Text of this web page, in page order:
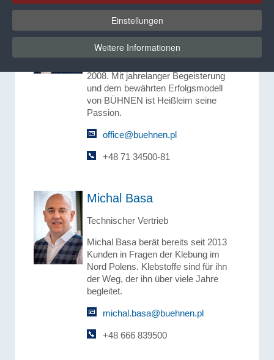
Przemysław Małolepszy
Vertriebsleiter Polen
Przemysław Małolepszy leitet das
2008. Mit jahrelanger Begeisterung
und dem bewährten Erfolgsmodell
von BÜHNEN ist Heißleim seine
Passion.
office@buehnen.pl
+48 71 34500-81
Michal Basa
Technischer Vertrieb
Michal Basa berät bereits seit 2013
Kunden in Fragen der Klebung im
Nord Polens. Klebstoffe sind für ihn
der Weg, der ihn über viele Jahre
begleitet.
michal.basa@buehnen.pl
+48 666 839500
Einstellungen
Weitere Informationen